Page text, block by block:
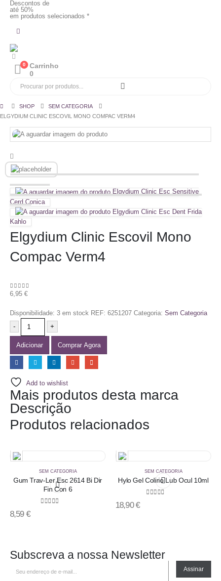
Descontos de
até 50%
em produtos selecionados *
0
Carrinho
0
SHOP
SEM CATEGORIA
ELGYDIUM CLINIC ESCOVIL MONO COMPAC VERM4
Elgydium Clinic Esc Sensitive
Cerd Conica
Elgydium Clinic Esc Dent Frida
Kahlo
Elgydium Clinic Escovil Mono
Compac Verm4
0 out of 5
6,95 €
Disponibilidade: 3 em stock REF: 6251207 Categoria: Sem Categoria
-
+
Adicionar Comprar Agora
Add to wishlist
Mais produtos desta marca
Descrição
Produtos relacionados
SEM CATEGORIA
Gum Trav-Ler Esc 2614 Bi Dir
Fin Con 6
8,59 €
SEM CATEGORIA
Hylo Gel Colirio Lub Ocul 10ml
18,90€
Subscreva a nossa Newsletter
Assinar